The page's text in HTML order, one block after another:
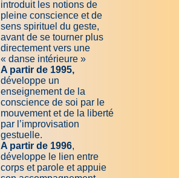
introduit les notions de
pleine conscience et de
sens spirituel du geste,
avant de se tourner plus
directement vers une
« danse intérieure »
A partir de 1995,
développe un
enseignement de la
conscience de soi par le
mouvement et de la liberté
par l’improvisation
gestuelle.
A partir de 1996,
développe le lien entre
corps et parole et appuie